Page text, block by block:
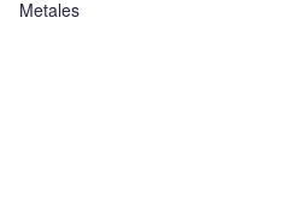
Metales